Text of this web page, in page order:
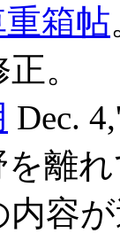
箱帖
。
Dec.
離
容